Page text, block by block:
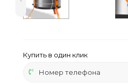
Купить в один клик